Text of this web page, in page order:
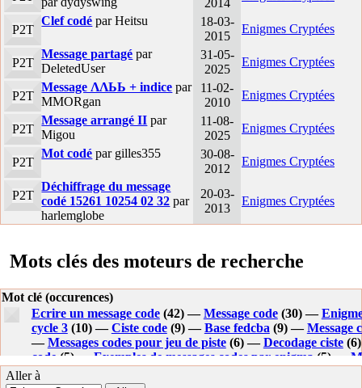
P2T
Clef codé par Heitsu
18-03-
2015
Enigmes Cryptées
P2T
Message partagé par
DeletedUser
31-05-
2025
Enigmes Cryptées
P2T
Message ΛΛЬЬ + indice par
MMORgan
11-02-
2010
Enigmes Cryptées
P2T
Message arrangé II par
Migou
11-08-
2025
Enigmes Cryptées
P2T
Mot codé par gilles355
30-08-
2012
Enigmes Cryptées
P2T
Déchiffrage du message
codé 15261 10254 02 32 par
harlemglobe
20-03-
2013
Enigmes Cryptées
Mots clés des moteurs de recherche
Mot clé (occurences)
Ecrire un message code(42) —Message code(30) —
cycle 3(10) —Ciste code(9) —Base fedcba (9) —Message
—Messages codes pour jeu de piste(6) —Decodage ciste
code (5) — Exemples de messages codes par enigma (5) —
un message lettre
Aller à